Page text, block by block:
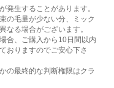
生することがあります。
の毛量が少ない分、ミック
なる場合がございます。
合、ご購入から10日間以内
おりますのでご安心下さ
の最終的な判断権限はクラ